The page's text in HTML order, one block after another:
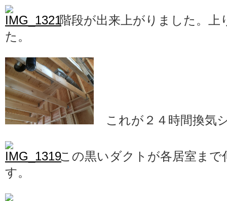
階段が出来上がりました。上
た。
これが２４時間換気
この黒いダクトが各居室まで
す。